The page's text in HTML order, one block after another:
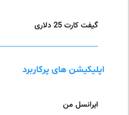
گیفت کارت 25 دلاری
اپلیکیشن های پرکاربرد
ایرانسل من